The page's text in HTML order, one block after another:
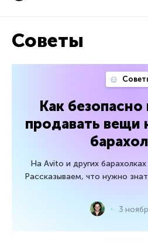
Советы
Как безопасно
продавать вещи
На Avito и других
Рассказываем, что нужно
3